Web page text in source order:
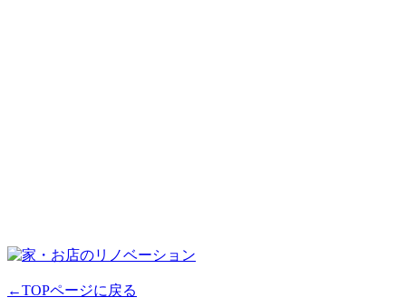
←TOPページに戻る